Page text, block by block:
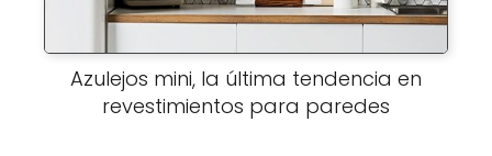
Azulejos mini, la última tendencia en
revestimientos para paredes